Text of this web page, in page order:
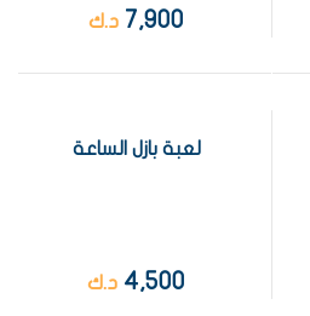
7,900 د.ك
لعبة بازل الساعة
4,500 د.ك